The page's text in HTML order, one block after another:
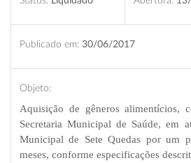
Publicado em: 30/06/2017
Objeto:
Aquisição de gêneros alimentícios,
Secretaria Municipal de Saúde, em
Municipal de Sete Quedas por um
meses, conforme especificações